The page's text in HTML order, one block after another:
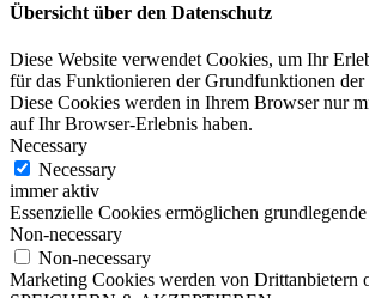
Übersicht über den Datenschutz
Diese Website verwendet Cookies, um Ihr
für das Funktionieren der Grundfunktionen
Diese Cookies werden in Ihrem Browser nur
auf Ihr Browser-Erlebnis haben.
Necessary
Necessary
immer aktiv
Essenzielle Cookies ermöglichen
Non-necessary
Non-necessary
Marketing Cookies werden von Drittanbietern